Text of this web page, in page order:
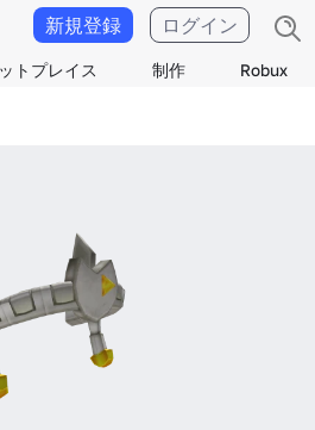
トプレイス 制作 Robux
新規登録 ログイン